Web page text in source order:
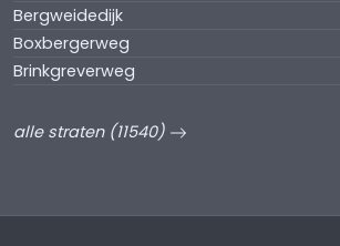
Bergweidedijk
Boxbergerweg
Brinkgreverweg
alle straten (11540)